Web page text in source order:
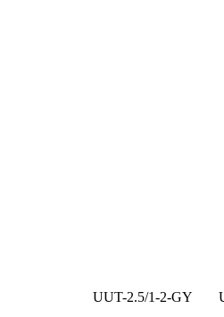
UUT-2.5/1-2-GY